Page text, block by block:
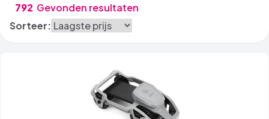
792 Gevonden resultaten
Sorteer: